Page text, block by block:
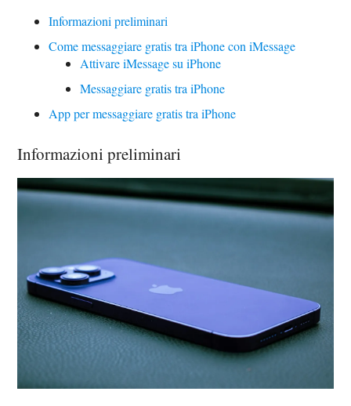
Informazioni preliminari
Come messaggiare gratis tra iPhone con iMessage
Attivare iMessage su iPhone
Messaggiare gratis tra iPhone
App per messaggiare gratis tra iPhone
Informazioni preliminari